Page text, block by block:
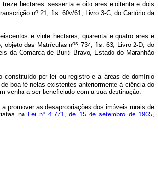
hectares, sessenta e oito ares e oitenta e dois
no21, fls. 60v/61, Livro 3-C, do Cartório da
e vinte hectares, quarenta e quatro ares e
objeto das Matrículas nos734, fls. 63, Livro 2-D, do
da Comarca de Buriti Bravo, Estado do Maranhão
constituído por lei ou registro e a áreas de domínio
boa-fé nelas existentes anteriormente à ciência do
venha a ser beneficiado com a sua destinação.
promover as desapropriações dos imóveis rurais de
na Lei nº 4.771, de 15 de setembro de 1965